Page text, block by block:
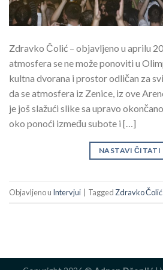
Zdravko Čolić – objavljeno u aprilu
atmosfera se ne može ponoviti u
kultna dvorana i prostor odličan za
da se atmosfera iz Zenice, iz ove
je još slažući slike sa upravo
oko ponoći između subote i […]
NASTAVI ČITATI
Objavljeno u Intervjui Tagged Zdravko Čolić